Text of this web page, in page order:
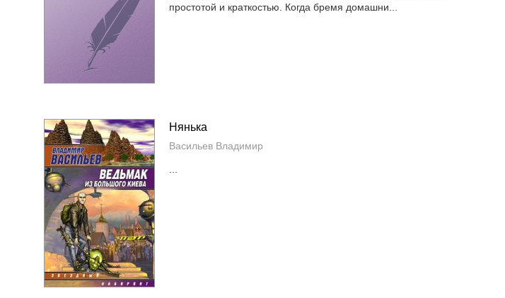
простотой и краткостью. Когда бремя домашни...
Нянька
Васильев Владимир